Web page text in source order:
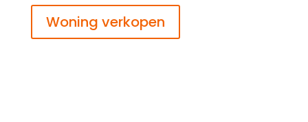
Woning verkopen